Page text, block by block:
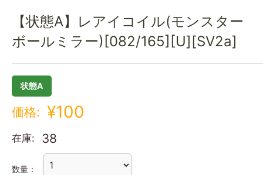
【状態A】レアイコイル(モンスター
ボールミラー)[082/165][U][SV2a]
状態A
価格: ¥100
在庫: 38
数量：